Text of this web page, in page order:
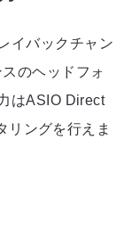
イバックチャン
のヘッドフォ
はASIO Direct
リングを行えま